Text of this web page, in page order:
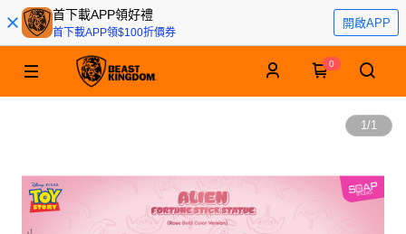
首下載APP領好禮
首下載APP領$100折價券
開啟APP
0
1/1